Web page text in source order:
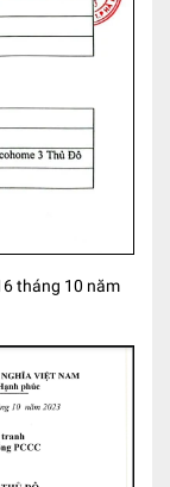
tháng 10 năm